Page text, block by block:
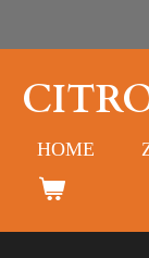
direct
naar
de
hoofdinhoud
HOME